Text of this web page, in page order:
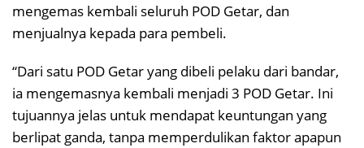
mengemas kembali seluruh POD Getar, dan
menjualnya kepada para pembeli.
“Dari satu POD Getar yang dibeli pelaku dari bandar,
ia mengemasnya kembali menjadi 3 POD Getar. Ini
tujuannya jelas untuk mendapat keuntungan yang
berlipat ganda, tanpa memperdulikan faktor apapun